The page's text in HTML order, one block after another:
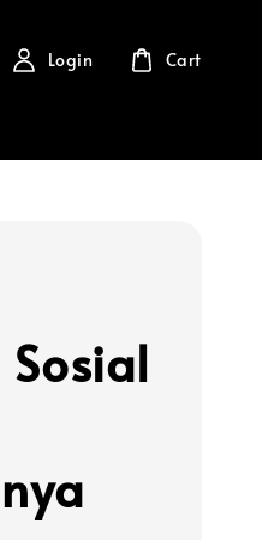
Login Cart